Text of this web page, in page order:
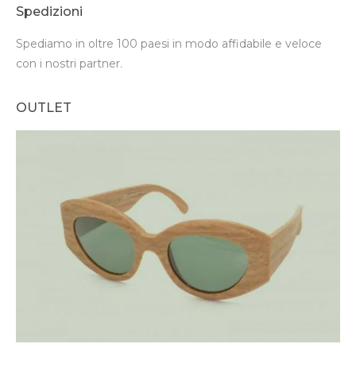
Spedizioni
Spediamo in oltre 100 paesi in modo affidabile e veloce
con i nostri partner.
OUTLET